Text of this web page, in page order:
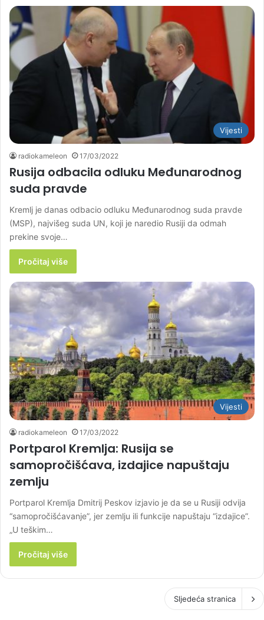
Vijesti
radiokameleon 17/03/2022
Rusija odbacila odluku Međunarodnog
suda pravde
Kremlj je danas odbacio odluku Međunarodnog suda pravde
(MSP), najvišeg suda UN, koji je naredio Rusiji da odmah
prekine svoje…
Pročitaj više
Vijesti
radiokameleon 17/03/2022
Portparol Kremlja: Rusija se
samopročišćava, izdajice napuštaju
zemlju
Portparol Kremlja Dmitrij Peskov izjavio je da se u Rusiji odvija
“samopročišćavanje”, jer zemlju ili funkcije napuštaju “izdajice”.
„U teškim…
Pročitaj više
Sljedeća stranica